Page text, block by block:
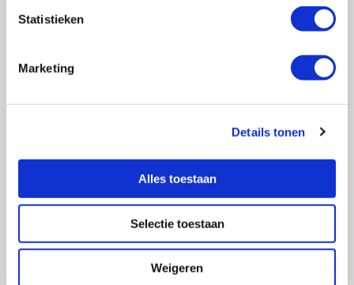
Statistieken
Marketing
Details tonen
Alles toestaan
Selectie toestaan
Weigeren
Ziektebeelden
EGPA
RCA
Overige Vasculitiden
Informatie
Soorten Vasculitis